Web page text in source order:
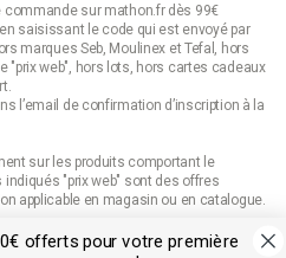
commande sur mathon.fr dès 99€
saisissant le code qui est envoyé par
marques Seb, Moulinex et Tefal, hors
"prix web", hors lots, hors cartes cadeaux
l’email de confirmation d’inscription à la
sur les produits comportant le
indiqués "prix web" sont des offres
applicable en magasin ou en catalogue.
offerts pour votre première